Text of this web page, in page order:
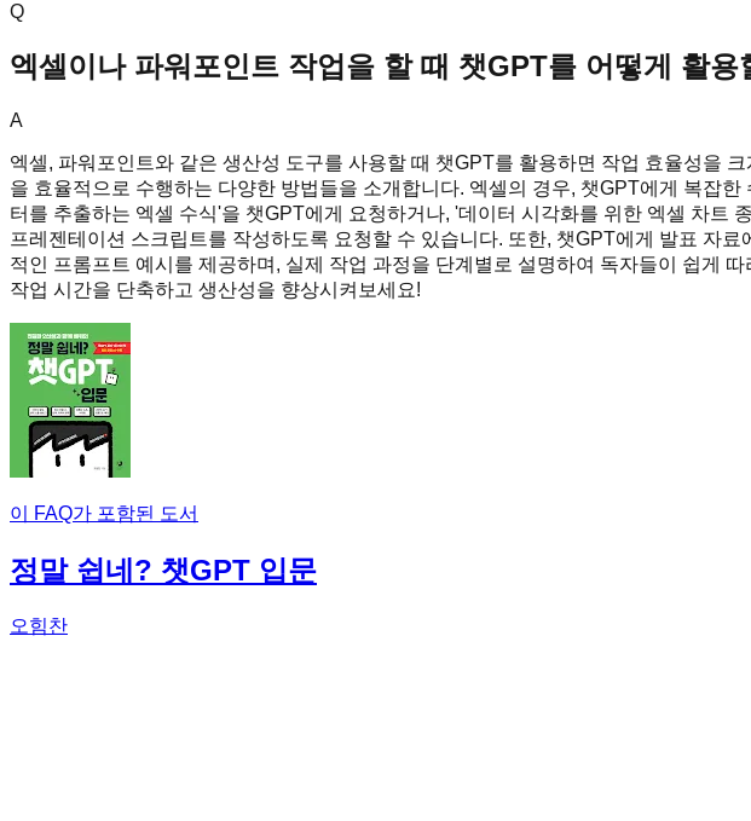
Q
엑셀이나 파워포인트 작업을 할 때 챗GPT를 어떻게 활
A
엑셀, 파워포인트와 같은 생산성 도구를 사용할 때 챗GPT를 활용하면 작업 효율성을
을 효율적으로 수행하는 다양한 방법들을 소개합니다. 엑셀의 경우, 챗GPT에게 복잡
터를 추출하는 엑셀 수식'을 챗GPT에게 요청하거나, '데이터 시각화를 위한 엑셀 차트
프레젠테이션 스크립트를 작성하도록 요청할 수 있습니다. 또한, 챗GPT에게 발표 자
적인 프롬프트 예시를 제공하며, 실제 작업 과정을 단계별로 설명하여 독자들이 쉽게
작업 시간을 단축하고 생산성을 향상시켜보세요!
이 FAQ가 포함된 도서
정말 쉽네? 챗GPT 입문
오힘찬